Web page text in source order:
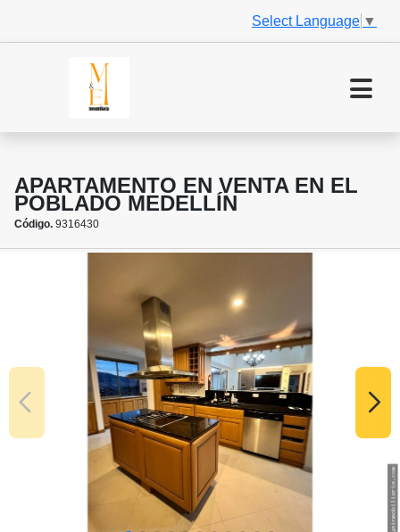
Select Language ▼
APARTAMENTO EN VENTA EN EL
POBLADO MEDELLÍN
Código. 9316430